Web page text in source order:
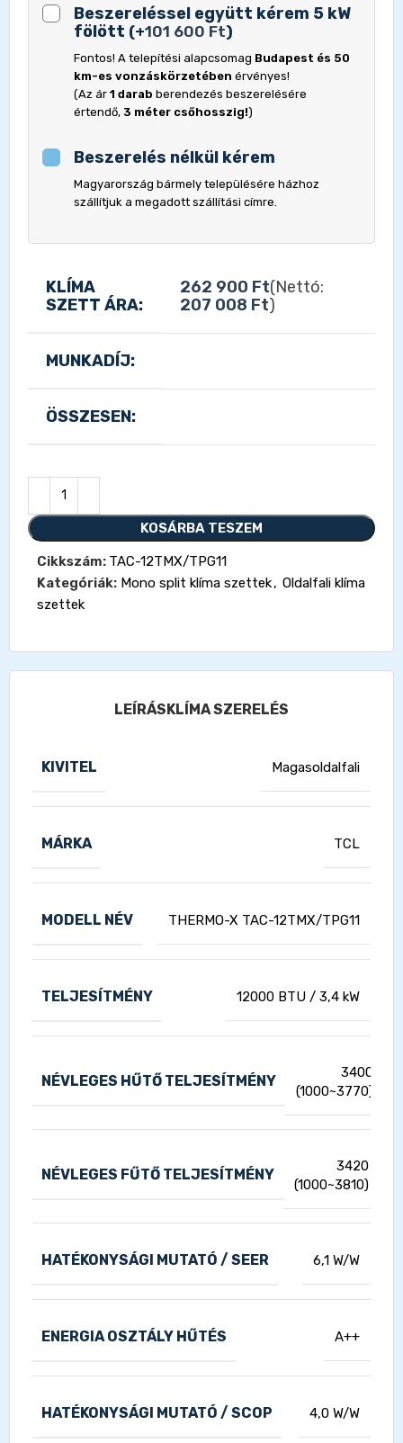
Beszereléssel együtt kérem 5 kW
fölött (+101 600 Ft)
Fontos! A telepítési alapcsomag Budapest és 50
km-es vonzáskörzetében érvényes!
(Az ár 1 darab berendezés beszerelésére
értendő, 3 méter csőhosszig!)
Beszerelés nélkül kérem
Magyarország bármely településére házhoz
szállítjuk a megadott szállítási címre.
KLÍMA
SZETT ÁRA:
262 900 Ft(Nettó:
207 008 Ft)
MUNKADÍJ:
ÖSSZESEN:
KOSÁRBA TESZEM
Cikkszám: TAC-12TMX/TPG11
Kategóriák: Mono split klíma szettek, Oldalfali klíma
szettek
LEÍRÁSKLÍMA SZERELÉS
KIVITEL Magasoldalfali
MÁRKA TCL
MODELL NÉV THERMO-X TAC-12TMX/TPG11
TELJESÍTMÉNY 12000 BTU / 3,4 kW
NÉVLEGES HŰTŐ TELJESÍTMÉNY
3400
(1000~3770)
NÉVLEGES FŰTŐ TELJESÍTMÉNY
3420
(1000~3810)
HATÉKONYSÁGI MUTATÓ / SEER 6,1 W/W
ENERGIA OSZTÁLY HŰTÉS A++
HATÉKONYSÁGI MUTATÓ / SCOP 4,0 W/W